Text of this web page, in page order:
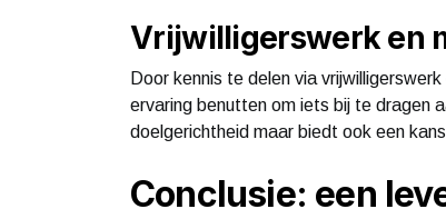
Vrijwilligerswerk en
Door kennis te delen via
ervaring benutten om iets bij te dragen
doelgerichtheid maar biedt ook een
Conclusie: een